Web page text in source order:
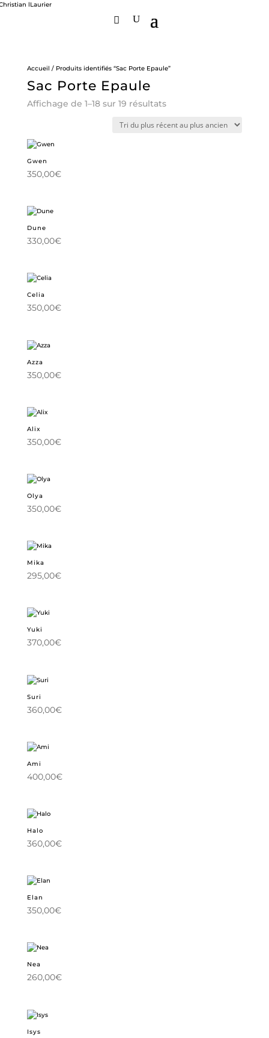
Accueil / Produits identifiés “Sac Porte Epaule”
Sac Porte Epaule
Affichage de 1–18 sur 19 résultatsTrié
plus
récent
Gwen
350,00€
Dune
330,00€
Celia
350,00€
Azza
350,00€
Alix
350,00€
Olya
350,00€
Mika
295,00€
Yuki
370,00€
Suri
360,00€
Ami
400,00€
Halo
360,00€
Elan
350,00€
Nea
260,00€
Isys